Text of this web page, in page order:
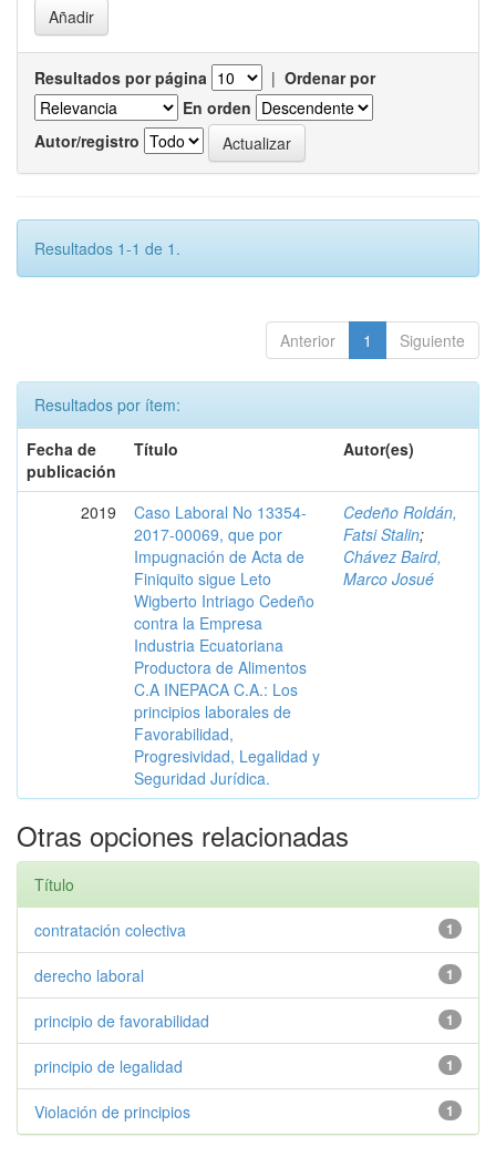
Resultados por página | Ordenar por
En orden
Autor/registro
Resultados 1-1 de 1.
Anterior 1 Siguiente
Resultados por ítem:
Fecha de
publicación
Título Autor(es)
2019
Caso Laboral No 13354-
2017-00069, que por
Impugnación de Acta de
Finiquito sigue Leto
Wigberto Intriago Cedeño
contra la Empresa
Industria Ecuatoriana
Productora de Alimentos
C.A INEPACA C.A.: Los
principios laborales de
Favorabilidad,
Progresividad, Legalidad y
Seguridad Jurídica.
Cedeño Roldán,
Fatsi Stalin;
Chávez Baird,
Marco Josué
Otras opciones relacionadas
Título
1
contratación colectiva
1
derecho laboral
1
principio de favorabilidad
1
principio de legalidad
1
Violación de principios